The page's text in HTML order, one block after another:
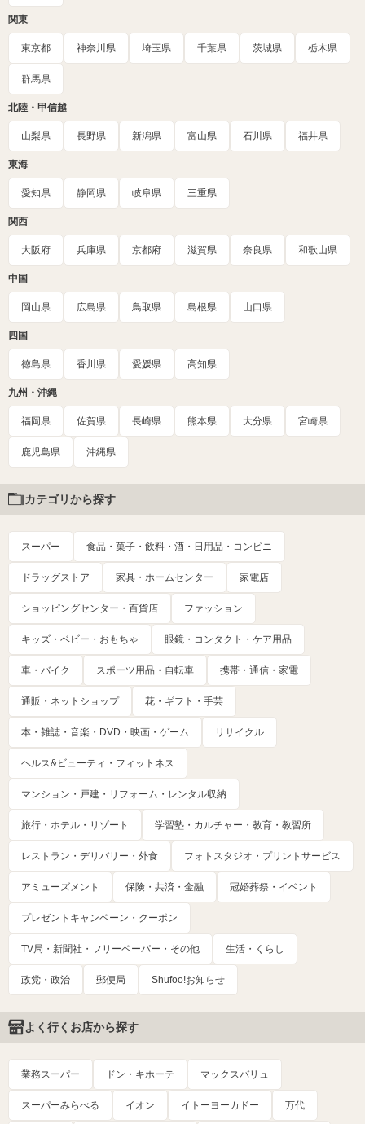
関東
東京都 神奈川県 埼玉県 千葉県 茨城県 栃木県
群馬県
北陸・甲信越
山梨県 長野県 新潟県 富山県 石川県 福井県
東海
愛知県 静岡県 岐阜県 三重県
関西
大阪府 兵庫県 京都府 滋賀県 奈良県 和歌山県
中国
岡山県 広島県 鳥取県 島根県 山口県
四国
徳島県 香川県 愛媛県 高知県
九州・沖縄
福岡県 佐賀県 長崎県 熊本県 大分県 宮崎県
鹿児島県 沖縄県
カテゴリから探す
スーパー 食品・菓子・飲料・酒・日用品・コンビニ
ドラッグストア 家具・ホームセンター 家電店
ショッピングセンター・百貨店 ファッション
キッズ・ベビー・おもちゃ 眼鏡・コンタクト・ケア用品
車・バイク スポーツ用品・自転車 携帯・通信・家電
通販・ネットショップ 花・ギフト・手芸
本・雑誌・音楽・DVD・映画・ゲーム リサイクル
ヘルス&ビューティ・フィットネス
マンション・戸建・リフォーム・レンタル収納
旅行・ホテル・リゾート 学習塾・カルチャー・教育・教習所
レストラン・デリバリー・外食 フォトスタジオ・プリントサービス
アミューズメント 保険・共済・金融 冠婚葬祭・イベント
プレゼントキャンペーン・クーポン
TV局・新聞社・フリーペーパー・その他 生活・くらし
政党・政治 郵便局 Shufoo!お知らせ
よく行くお店から探す
業務スーパー ドン・キホーテ マックスバリュ
スーパーみらべる イオン イトーヨーカドー 万代